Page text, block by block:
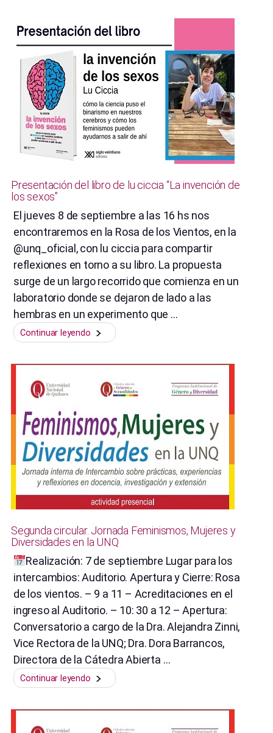
“Miss
Bellas
Artes””
Presentación del libro de lu ciccia “La invención de
los sexos”
El jueves 8 de septiembre a las 16 hs nos
encontraremos en la Rosa de los Vientos, en la
@unq_oficial, con lu ciccia para compartir
reflexiones en torno a su libro. La propuesta
surge de un largo recorrido que comienza en un
laboratorio donde se dejaron de lado a las
hembras en un experimento que …
Continuar leyendo
“Presentación
libro
“La
invención
de
los
sexos””
Segunda circular. Jornada Feminismos, Mujeres y
Diversidades en la UNQ
Realización: 7 de septiembre Lugar para los
intercambios: Auditorio. Apertura y Cierre: Rosa
de los vientos. – 9 a 11 – Acreditaciones en el
ingreso al Auditorio. – 10: 30 a 12 – Apertura:
Conversatorio a cargo de la Dra. Alejandra Zinni,
Vice Rectora de la UNQ; Dra. Dora Barrancos,
Directora de la Cátedra Abierta …
Continuar leyendo
“Segunda
Jornada
Feminismos,